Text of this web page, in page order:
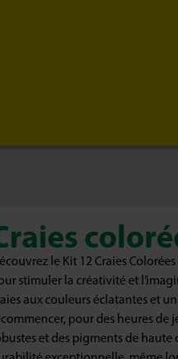
le Kit 12 Craies
stimuler la créativité et
aux couleurs éclatantes et
pour des heures de
et des pigments de haute